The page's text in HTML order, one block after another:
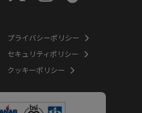
プライバシーポリシー
セキュリティポリシー
クッキーポリシー